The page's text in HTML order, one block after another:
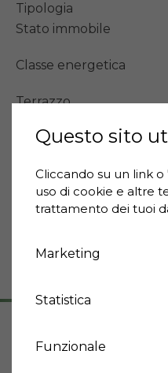
Tipologia
Stato immobile
Classe energetica
Terrazzo
Cantina
Distanza aeroporto
Distanza supermercato
Distanza ristorante
Indirizzo
Questo sito
Cliccando su un link
uso di cookie e altre
trattamento dei tuoi
Marketing
Statistica
Funzionale